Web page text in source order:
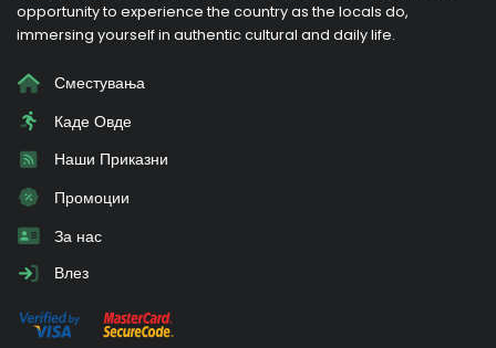
opportunity to experience the country as the locals do,
immersing yourself in authentic cultural and daily life.
Сместувања
Каде Овде
Наши Приказни
Промоции
За нас
Влез